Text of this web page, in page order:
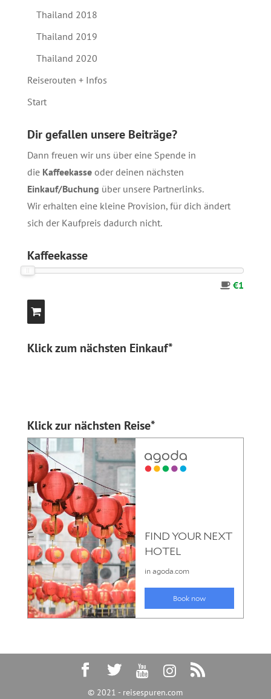
Thailand 2018
Thailand 2019
Thailand 2020
Reiserouten + Infos
Start
Dir gefallen unsere Beiträge?
Dann freuen wir uns über eine Spende in
die Kaffeekasseoder deinen nächsten
Einkauf/Buchung über unsere Partnerlinks.
Wir erhalten eine kleine Provision, für dich ändert
sich der Kaufpreis dadurch nicht.
Kaffeekasse
€1
Klick zum nächsten Einkauf*
Klick zur nächsten Reise*
© 2021 - reisespuren.com